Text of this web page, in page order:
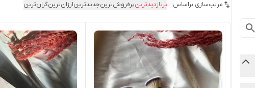
مرتب‌سازی براساس: پربازدیدترینپرفروش‌ترینجدیدترینارزان‌ترینگران‌ترین